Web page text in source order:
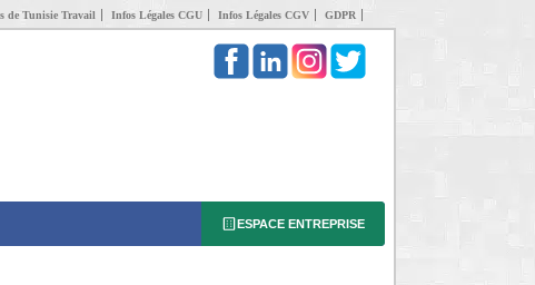
de Tunisie Travail Infos Légales CGU Infos Légales CGV GDPR
ESPACE ENTREPRISE